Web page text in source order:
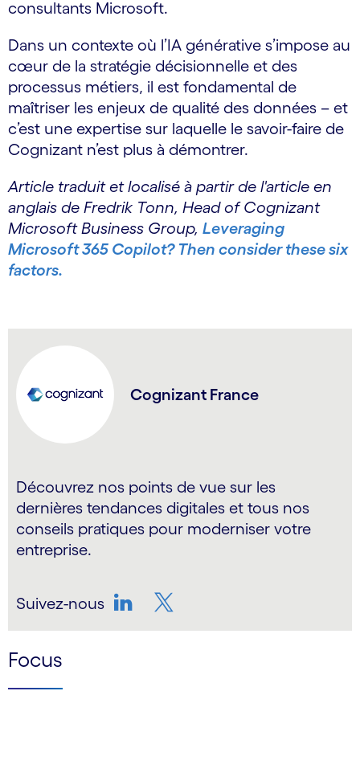
consultants Microsoft.
Dans un contexte où l’IA générative s’impose au
cœur de la stratégie décisionnelle et des
processus métiers, il est fondamental de
maîtriser les enjeux de qualité des données – et
c’est une expertise sur laquelle le savoir-faire de
Cognizant n’est plus à démontrer.
Article traduit et localisé à partir de l'article en
anglais de Fredrik Tonn, Head of Cognizant
Microsoft Business Group, Leveraging
Microsoft 365 Copilot? Then consider these six
factors.
Cognizant France
Découvrez nos points de vue sur les
dernières tendances digitales et tous nos
conseils pratiques pour moderniser votre
entreprise.
Suivez-nous
Focus